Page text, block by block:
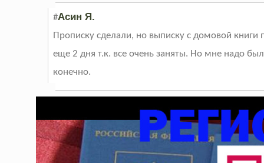
#Асин Я.
Прописку сделали, но выписку с домовой
еще 2 дня т.к. все очень заняты. Но мне надо
конечно.